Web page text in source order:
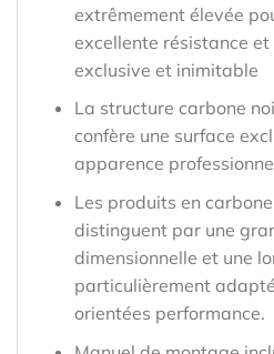
extrêmement élevée
excellente résistance
exclusive et inimitable
La structure carbone
confère une surface
apparence
Les produits en
distinguent par une
dimensionnelle et une
particulièrement
orientées performance.